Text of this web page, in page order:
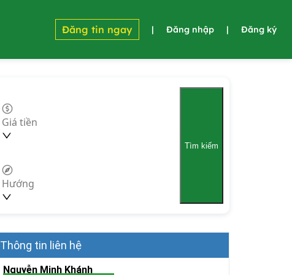
Đăng tin ngay | Đăng nhập | Đăng ký
Giá tiền
Hướng
Tìm kiếm
Thông tin liên hệ
Nguyễn Minh Khánh